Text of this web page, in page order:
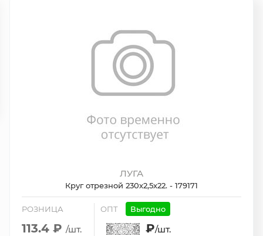
ЛУГА
Круг отрезной 230х2,5х22. - 179171
РОЗНИЦА
113.4 ₽ /шт.
ОПТ Выгодно
₽/шт.